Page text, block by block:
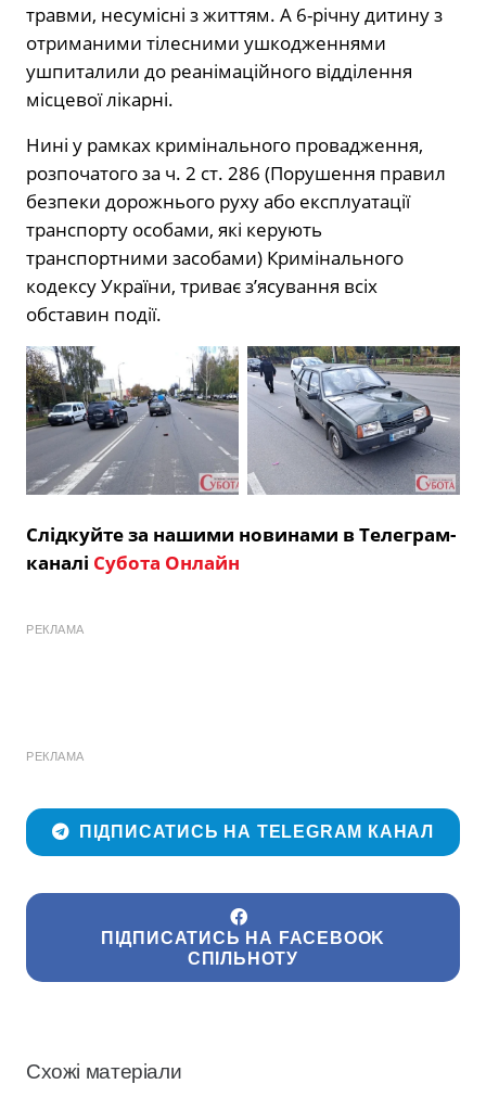
травми, несумісні з життям. А 6-річну дитину з
отриманими тілесними ушкодженнями
ушпиталили до реанімаційного відділення
місцевої лікарні.
Нині у рамках кримінального провадження,
розпочатого за ч. 2 ст. 286 (Порушення правил
безпеки дорожнього руху або експлуатації
транспорту особами, які керують
транспортними засобами) Кримінального
кодексу України, триває з’ясування всіх
обставин події.
Слідкуйте за нашими новинами в Телеграм-
каналі Субота Онлайн
РЕКЛАМА
РЕКЛАМА
ПІДПИСАТИСЬ НА TELEGRAM КАНАЛ
ПІДПИСАТИСЬ НА FACEBOOK
СПІЛЬНОТУ
Схожі матеріали